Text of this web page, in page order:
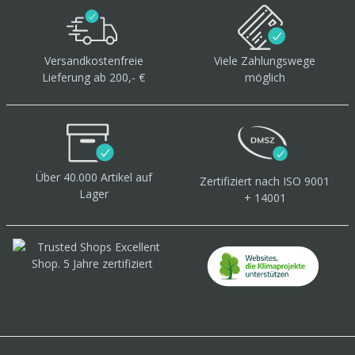
Versandkostenfreie
Lieferung ab 200,- €
Viele Zahlungswege
möglich
Über 40.000 Artikel auf
Lager
Zertifiziert nach ISO 9001
+ 14001